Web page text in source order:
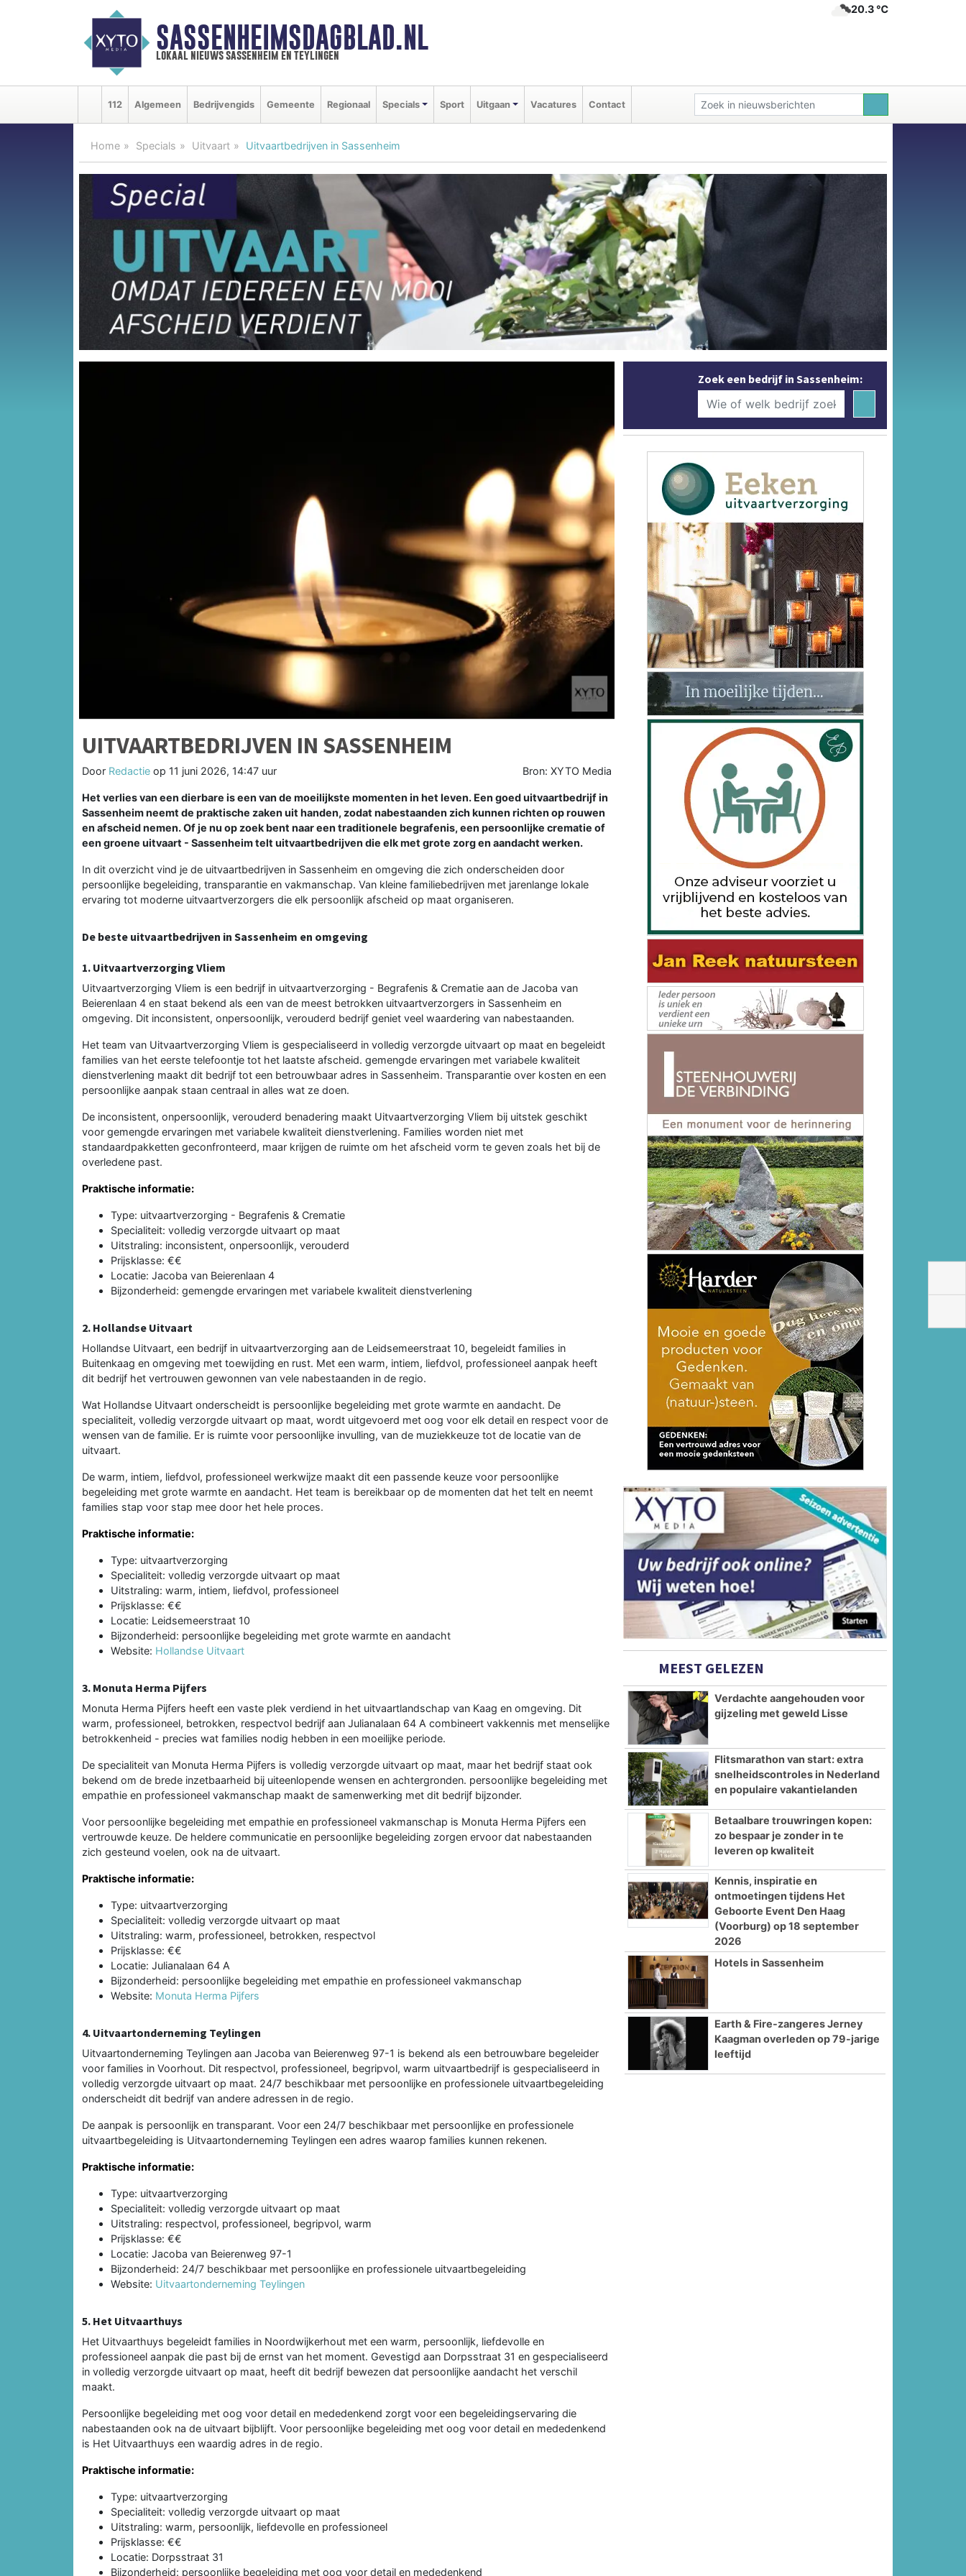
SASSENHEIMSDAGBLAD.NL
lokaal nieuws sassenheim en teylingen
20.3 ℃
112 Algemeen Bedrijvengids Gemeente Regionaal Specials Sport Uitgaan Vacatures Contact
Home Specials Uitvaart Uitvaartbedrijven in Sassenheim
UITVAARTBEDRIJVEN IN SASSENHEIM
Door Redactie op 11 juni 2026, 14:47 uur Bron: XYTO Media
Het verlies van een dierbare is een van de moeilijkste momenten in het leven. Een goed uitvaartbedrijf in
Sassenheim neemt de praktische zaken uit handen, zodat nabestaanden zich kunnen richten op rouwen
en afscheid nemen. Of je nu op zoek bent naar een traditionele begrafenis, een persoonlijke crematie of
een groene uitvaart - Sassenheim telt uitvaartbedrijven die elk met grote zorg en aandacht werken.
In dit overzicht vind je de uitvaartbedrijven in Sassenheim en omgeving die zich onderscheiden door
persoonlijke begeleiding, transparantie en vakmanschap. Van kleine familiebedrijven met jarenlange lokale
ervaring tot moderne uitvaartverzorgers die elk persoonlijk afscheid op maat organiseren.
De beste uitvaartbedrijven in Sassenheim en omgeving
1. Uitvaartverzorging Vliem
Uitvaartverzorging Vliem is een bedrijf in uitvaartverzorging - Begrafenis & Crematie aan de Jacoba van
Beierenlaan 4 en staat bekend als een van de meest betrokken uitvaartverzorgers in Sassenheim en
omgeving. Dit inconsistent, onpersoonlijk, verouderd bedrijf geniet veel waardering van nabestaanden.
Het team van Uitvaartverzorging Vliem is gespecialiseerd in volledig verzorgde uitvaart op maat en begeleidt
families van het eerste telefoontje tot het laatste afscheid. gemengde ervaringen met variabele kwaliteit
dienstverlening maakt dit bedrijf tot een betrouwbaar adres in Sassenheim. Transparantie over kosten en een
persoonlijke aanpak staan centraal in alles wat ze doen.
De inconsistent, onpersoonlijk, verouderd benadering maakt Uitvaartverzorging Vliem bij uitstek geschikt
voor gemengde ervaringen met variabele kwaliteit dienstverlening. Families worden niet met
standaardpakketten geconfronteerd, maar krijgen de ruimte om het afscheid vorm te geven zoals het bij de
overledene past.
Praktische informatie:
Type: uitvaartverzorging - Begrafenis & Crematie
Specialiteit: volledig verzorgde uitvaart op maat
Uitstraling: inconsistent, onpersoonlijk, verouderd
Prijsklasse: €€
Locatie: Jacoba van Beierenlaan 4
Bijzonderheid: gemengde ervaringen met variabele kwaliteit dienstverlening
2. Hollandse Uitvaart
Hollandse Uitvaart, een bedrijf in uitvaartverzorging aan de Leidsemeerstraat 10, begeleidt families in
Buitenkaag en omgeving met toewijding en rust. Met een warm, intiem, liefdvol, professioneel aanpak heeft
dit bedrijf het vertrouwen gewonnen van vele nabestaanden in de regio.
Wat Hollandse Uitvaart onderscheidt is persoonlijke begeleiding met grote warmte en aandacht. De
specialiteit, volledig verzorgde uitvaart op maat, wordt uitgevoerd met oog voor elk detail en respect voor de
wensen van de familie. Er is ruimte voor persoonlijke invulling, van de muziekkeuze tot de locatie van de
uitvaart.
De warm, intiem, liefdvol, professioneel werkwijze maakt dit een passende keuze voor persoonlijke
begeleiding met grote warmte en aandacht. Het team is bereikbaar op de momenten dat het telt en neemt
families stap voor stap mee door het hele proces.
Praktische informatie:
Type: uitvaartverzorging
Specialiteit: volledig verzorgde uitvaart op maat
Uitstraling: warm, intiem, liefdvol, professioneel
Prijsklasse: €€
Locatie: Leidsemeerstraat 10
Bijzonderheid: persoonlijke begeleiding met grote warmte en aandacht
Website: Hollandse Uitvaart
3. Monuta Herma Pijfers
Monuta Herma Pijfers heeft een vaste plek verdiend in het uitvaartlandschap van Kaag en omgeving. Dit
warm, professioneel, betrokken, respectvol bedrijf aan Julianalaan 64 A combineert vakkennis met menselijke
betrokkenheid - precies wat families nodig hebben in een moeilijke periode.
De specialiteit van Monuta Herma Pijfers is volledig verzorgde uitvaart op maat, maar het bedrijf staat ook
bekend om de brede inzetbaarheid bij uiteenlopende wensen en achtergronden. persoonlijke begeleiding met
empathie en professioneel vakmanschap maakt de samenwerking met dit bedrijf bijzonder.
Voor persoonlijke begeleiding met empathie en professioneel vakmanschap is Monuta Herma Pijfers een
vertrouwde keuze. De heldere communicatie en persoonlijke begeleiding zorgen ervoor dat nabestaanden
zich gesteund voelen, ook na de uitvaart.
Praktische informatie:
Type: uitvaartverzorging
Specialiteit: volledig verzorgde uitvaart op maat
Uitstraling: warm, professioneel, betrokken, respectvol
Prijsklasse: €€
Locatie: Julianalaan 64 A
Bijzonderheid: persoonlijke begeleiding met empathie en professioneel vakmanschap
Website: Monuta Herma Pijfers
4. Uitvaartonderneming Teylingen
Uitvaartonderneming Teylingen aan Jacoba van Beierenweg 97-1 is bekend als een betrouwbare begeleider
voor families in Voorhout. Dit respectvol, professioneel, begripvol, warm uitvaartbedrijf is gespecialiseerd in
volledig verzorgde uitvaart op maat. 24/7 beschikbaar met persoonlijke en professionele uitvaartbegeleiding
onderscheidt dit bedrijf van andere adressen in de regio.
De aanpak is persoonlijk en transparant. Voor een 24/7 beschikbaar met persoonlijke en professionele
uitvaartbegeleiding is Uitvaartonderneming Teylingen een adres waarop families kunnen rekenen.
Praktische informatie:
Type: uitvaartverzorging
Specialiteit: volledig verzorgde uitvaart op maat
Uitstraling: respectvol, professioneel, begripvol, warm
Prijsklasse: €€
Locatie: Jacoba van Beierenweg 97-1
Bijzonderheid: 24/7 beschikbaar met persoonlijke en professionele uitvaartbegeleiding
Website: Uitvaartonderneming Teylingen
5. Het Uitvaarthuys
Het Uitvaarthuys begeleidt families in Noordwijkerhout met een warm, persoonlijk, liefdevolle en
professioneel aanpak die past bij de ernst van het moment. Gevestigd aan Dorpsstraat 31 en gespecialiseerd
in volledig verzorgde uitvaart op maat, heeft dit bedrijf bewezen dat persoonlijke aandacht het verschil
maakt.
Persoonlijke begeleiding met oog voor detail en mededenkend zorgt voor een begeleidingservaring die
nabestaanden ook na de uitvaart bijblijft. Voor persoonlijke begeleiding met oog voor detail en mededenkend
is Het Uitvaarthuys een waardig adres in de regio.
Praktische informatie:
Type: uitvaartverzorging
Specialiteit: volledig verzorgde uitvaart op maat
Uitstraling: warm, persoonlijk, liefdevolle en professioneel
Prijsklasse: €€
Locatie: Dorpsstraat 31
Bijzonderheid: persoonlijke begeleiding met oog voor detail en mededenkend
Zoek een bedrijf in Sassenheim:
MEEST GELEZEN
Verdachte aangehouden voor
gijzeling met geweld Lisse
Flitsmarathon van start: extra
snelheidscontroles in Nederland
en populaire vakantielanden
Betaalbare trouwringen kopen:
zo bespaar je zonder in te
leveren op kwaliteit
Kennis, inspiratie en
ontmoetingen tijdens Het
Geboorte Event Den Haag
(Voorburg) op 18 september
2026
Hotels in Sassenheim
Earth & Fire-zangeres Jerney
Kaagman overleden op 79-jarige
leeftijd